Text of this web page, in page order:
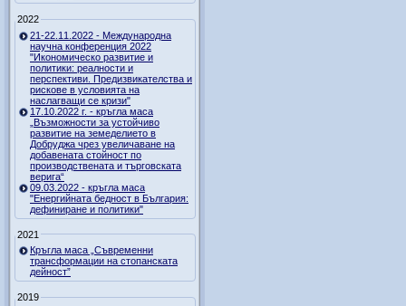
2022
21-22.11.2022 - Международна
научна конференция 2022
"Икономическо развитие и
политики: реалности и
перспективи. Предизвикателства и
рискове в условията на
наслагващи се кризи"
17.10.2022 г. - кръгла маса
„Възможности за устойчиво
развитие на земеделието в
Добруджа чрез увеличаване на
добавената стойност по
производствената и търговската
верига“
09.03.2022 - кръгла маса
"Енергийната бедност в България:
дефиниране и политики"
2021
Кръгла маса „Съвременни
трансформации на стопанската
дейност”
2019